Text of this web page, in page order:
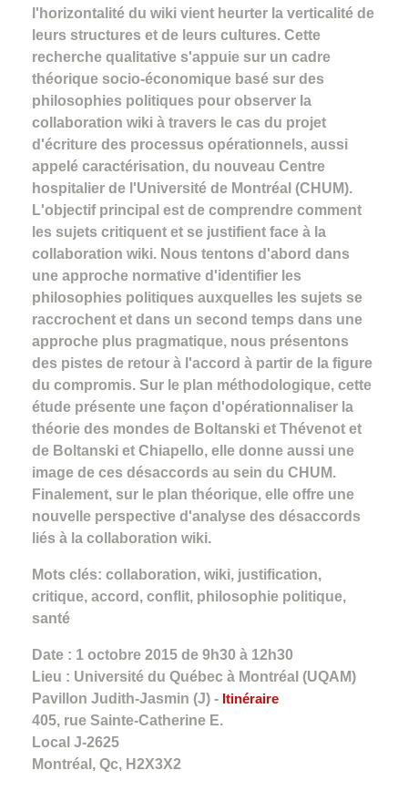
l'horizontalité du wiki vient heurter la verticalité de
leurs structures et de leurs cultures. Cette
recherche qualitative s'appuie sur un cadre
théorique socio-économique basé sur des
philosophies politiques pour observer la
collaboration wiki à travers le cas du projet
d'écriture des processus opérationnels, aussi
appelé caractérisation, du nouveau Centre
hospitalier de l'Université de Montréal (CHUM).
L'objectif principal est de comprendre comment
les sujets critiquent et se justifient face à la
collaboration wiki. Nous tentons d'abord dans
une approche normative d'identifier les
philosophies politiques auxquelles les sujets se
raccrochent et dans un second temps dans une
approche plus pragmatique, nous présentons
des pistes de retour à l'accord à partir de la figure
du compromis. Sur le plan méthodologique, cette
étude présente une façon d'opérationnaliser la
théorie des mondes de Boltanski et Thévenot et
de Boltanski et Chiapello, elle donne aussi une
image de ces désaccords au sein du CHUM.
Finalement, sur le plan théorique, elle offre une
nouvelle perspective d'analyse des désaccords
liés à la collaboration wiki.
Mots clés: collaboration, wiki, justification,
critique, accord, conflit, philosophie politique,
santé
Date : 1 octobre 2015 de 9h30 à 12h30
Lieu : Université du Québec à Montréal (UQAM)
Pavillon Judith-Jasmin (J) - Itinéraire
405, rue Sainte-Catherine E.
Local J-2625
Montréal, Qc, H2X3X2